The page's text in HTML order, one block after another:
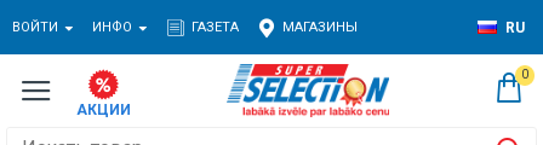
ВОЙТИ ИНФО ГАЗЕТА МАГАЗИНЫ RU
0